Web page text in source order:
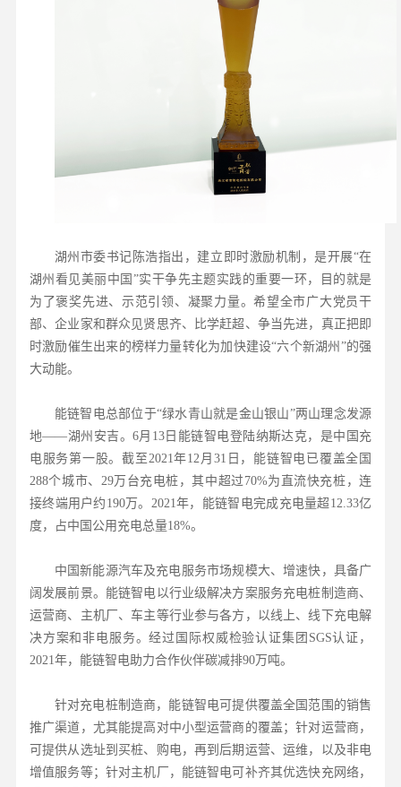
湖州市委书记陈浩指出，建立即时激励机制，是开展“在
湖州看见美丽中国”实干争先主题实践的重要一环，目的就是
为了褒奖先进、示范引领、凝聚力量。希望全市广大党员干
部、企业家和群众见贤思齐、比学赶超、争当先进，真正把即
时激励催生出来的榜样力量转化为加快建设“六个新湖州”的强
大动能。
能链智电总部位于“绿水青山就是金山银山”两山理念发源
地——湖州安吉。6月13日能链智电登陆纳斯达克，是中国充
电服务第一股。截至2021年12月31日，能链智电已覆盖全国
288个城市、29万台充电桩，其中超过70%为直流快充桩，连
接终端用户约190万。2021年，能链智电完成充电量超12.33亿
度，占中国公用充电总量18%。
中国新能源汽车及充电服务市场规模大、增速快，具备广
阔发展前景。能链智电以行业级解决方案服务充电桩制造商、
运营商、主机厂、车主等行业参与各方，以线上、线下充电解
决方案和非电服务。经过国际权威检验认证集团SGS认证，
2021年，能链智电助力合作伙伴碳减排90万吨。
针对充电桩制造商，能链智电可提供覆盖全国范围的销售
推广渠道，尤其能提高对中小型运营商的覆盖；针对运营商，
可提供从选址到买桩、购电，再到后期运营、运维，以及非电
增值服务等；针对主机厂，能链智电可补齐其优选快充网络，